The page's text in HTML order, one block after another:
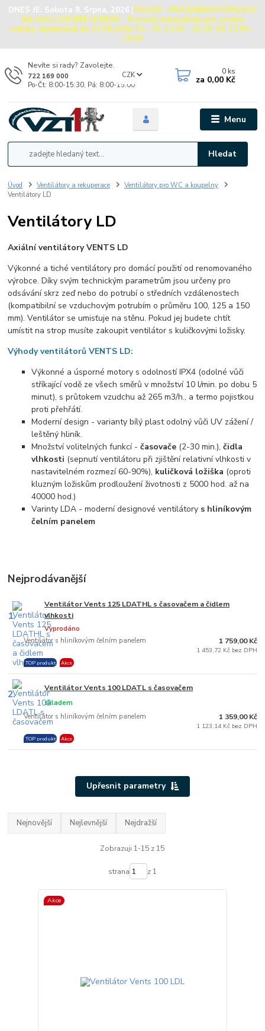
DNES JE: Sobota 8. Srpna, 2026 | POZOR - PRÁZDNINOVÝ PROVOZ
SKLADU / OSOBNÍ ODBĚRY - Provozní doba skladu pro osobní
odběry objednávek do 31.08.2026: Po - Čt: 13:00 - 15:30, Pá: 13:00 -
15:00
Menu
CZK
Hledat
Nevíte si rady? Zavolejte.
722 169 000
Po-Čt: 8:00-15:30, Pá: 8:00-15:00
0 ks
za 0,00 Kč
Úvod Ventilátory a rekuperace
Ventilátory pro WC a koupelny
Ventilátory LD
Ventilátory LD
Axiální ventilátory VENTS LD
Výkonné a tiché ventilátory pro domácí použití od renomovaného
výrobce. Díky svým technickým parametrům jsou určeny pro
odsávání skrz zeď nebo do potrubí o středních vzdálenostech
(kompatibilní se vzduchovým potrubím o průměru 100, 125 a 150
mm). Ventilátor se umisťuje na stěnu. Pokud jej budete chtít
umístit na strop musíte zakoupit ventilátor s kuličkovými ložisky.
Výhody ventilátorů VENTS LD:
Výkonné a úsporné motory s odolností IPX4 (odolné vůči
stříkající vodě ze všech směrů v množství 10 l/min. po dobu 5
minut), s průtokem vzudchu až 265 m3/h., a termo pojistkou
proti přehřátí.
Moderní design - varianty bílý plast odolný vůči UV zážení /
leštěný hliník.
Množství volitelných funkcí -časovače (2-30 min.),čidla
vlhkosti (sepnutí ventilátoru při zjištění relativní vlhkosti v
nastavitelném rozmezí 60-90%), kuličková ložiška (oproti
kluzným ložiskům prodloužení životnosti z 5000 hod. až na
40000 hod.)
Varinty LDA - moderní designové ventilátory s hliníkovým
čelním panelem
Nejprodávanější
1.
Ventilátor Vents 125 LDATHL s časovačem a čidlem
vlhkosti
Ventilátor s hliníkovým čelním panelem
Vyprodáno
TOP produkt Akce
1 759,00 Kč
1 453,72 Kč bez DPH
2. Ventilátor Vents 100 LDATL s časovačem
Ventilátor s hliníkovým čelním panelem
skladem
TOP produkt Akce
1 359,00 Kč
1 123,14 Kč bez DPH
Upřesnit parametry
Nejnovější Nejlevnější Nejdražší
Zobrazuji 1-15 z 15
strana z 1
Akce